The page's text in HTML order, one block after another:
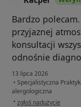
Bardzo
przyjaznej
konsultacji
odnośnie
13 lipca 2026
• Specjalistyczna
alergologiczna
• w opinii użytkownika
zgłoś nadużycie